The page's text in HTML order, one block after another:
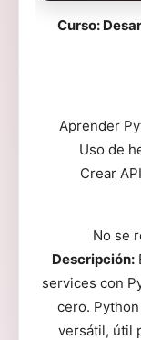
Curso:
Aprender
Uso de
Crear
No se
Descripción:
services con
cero.
versátil, útil